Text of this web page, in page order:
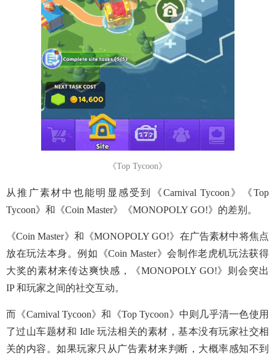
《Top Tycoon》
从推广素材中也能明显感受到《Carnival Tycoon》《Top
Tycoon》和《Coin Master》《MONOPOLY GO!》的差别。
《Coin Master》和《MONOPOLY GO!》在广告素材中将焦点
放在玩法本身。例如《Coin Master》会制作老虎机玩法获得
大奖的素材来传达爽快感，《MONOPOLY GO!》则会突出
IP 和玩家之间的社交互动。
而《Carnival Tycoon》和《Top Tycoon》中则几乎清一色使用
了过山车题材和 Idle 玩法相关的素材，基本没有玩家社交相
关的内容。如果玩家只从广告素材来判断，大概率感知不到